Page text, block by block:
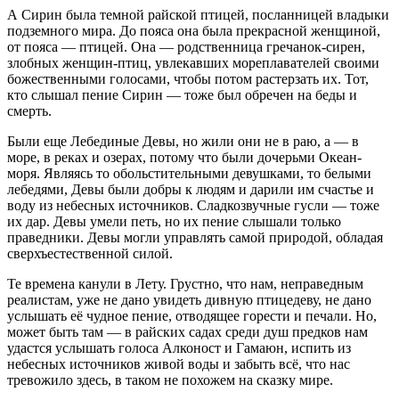
А Сирин была темной райской птицей, посланницей владыки
подземного мира. До пояса она была прекрасной женщиной,
от пояса — птицей. Она — родственница гречанок-сирен,
злобных женщин-птиц, увлекавших мореплавателей своими
божественными голосами, чтобы потом растерзать их. Тот,
кто слышал пение Сирин — тоже был обречен на беды и
смерть.
Были еще Лебединые Девы, но жили они не в раю, а — в
море, в реках и озерах, потому что были дочерьми Океан-
моря. Являясь то обольстительными девушками, то белыми
лебедями, Девы были добры к людям и дарили им счастье и
воду из небесных источников. Сладкозвучные гусли — тоже
их дар. Девы умели петь, но их пение слышали только
праведники. Девы могли управлять самой природой, обладая
сверхъестественной силой.
Те времена канули в Лету. Грустно, что нам, неправедным
реалистам, уже не дано увидеть дивную птицедеву, не дано
услышать её чудное пение, отводящее горести и печали. Но,
может быть там — в райских садах среди душ предков нам
удастся услышать голоса Алконост и Гамаюн, испить из
небесных источников живой воды и забыть всё, что нас
тревожило здесь, в таком не похожем на сказку мире.